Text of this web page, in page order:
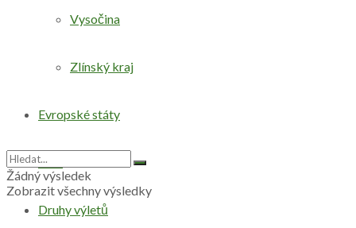
Vysočina
Zlínský kraj
Evropské státy
Svět
Druhy výletů
Žádný výsledek
Zobrazit všechny výsledky